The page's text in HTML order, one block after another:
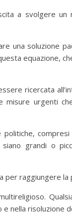
a svolgere
una soluzione
equazione,
ricercata
misure urgenti
grandi o
per raggiungere la
nella risoluzione